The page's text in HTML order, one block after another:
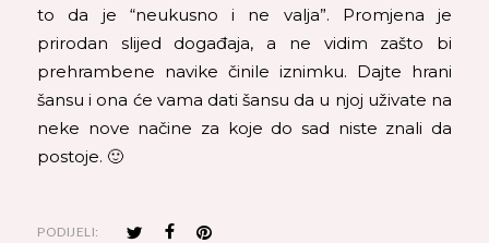
to da je “neukusno i ne valja”. Promjena je
prirodan slijed događaja, a ne vidim zašto bi
prehrambene navike činile iznimku. Dajte hrani
šansu i ona će vama dati šansu da u njoj uživate na
neke nove načine za koje do sad niste znali da
postoje. 🙂
PODIJELI: